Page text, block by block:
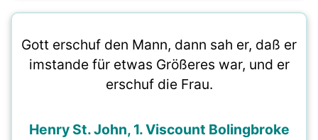
Gott erschuf den Mann, dann sah er, daß er
imstande für etwas Größeres war, und er
erschuf die Frau.
Henry St. John, 1. Viscount Bolingbroke